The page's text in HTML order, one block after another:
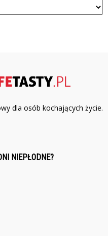
dla osób kochających życie.
NIEPŁODNE?